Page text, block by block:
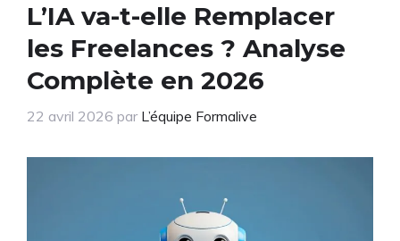
L’IA va-t-elle Remplacer
les Freelances ? Analyse
Complète en 2026
22 avril 2026 par L’équipe Formalive